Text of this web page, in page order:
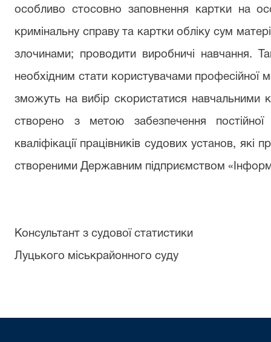
особливо стосовно заповнення картки на
кримінальну справу та картки обліку сум
злочинами; проводити виробничі навчання.
необхідним стати користувачами
зможуть на вибір скористатися навчальними
створено з метою забезпечення
кваліфікації працівників судових установ,
створеними Державним підприємством
Консультант з судової статистики
Луцького міськрайонного